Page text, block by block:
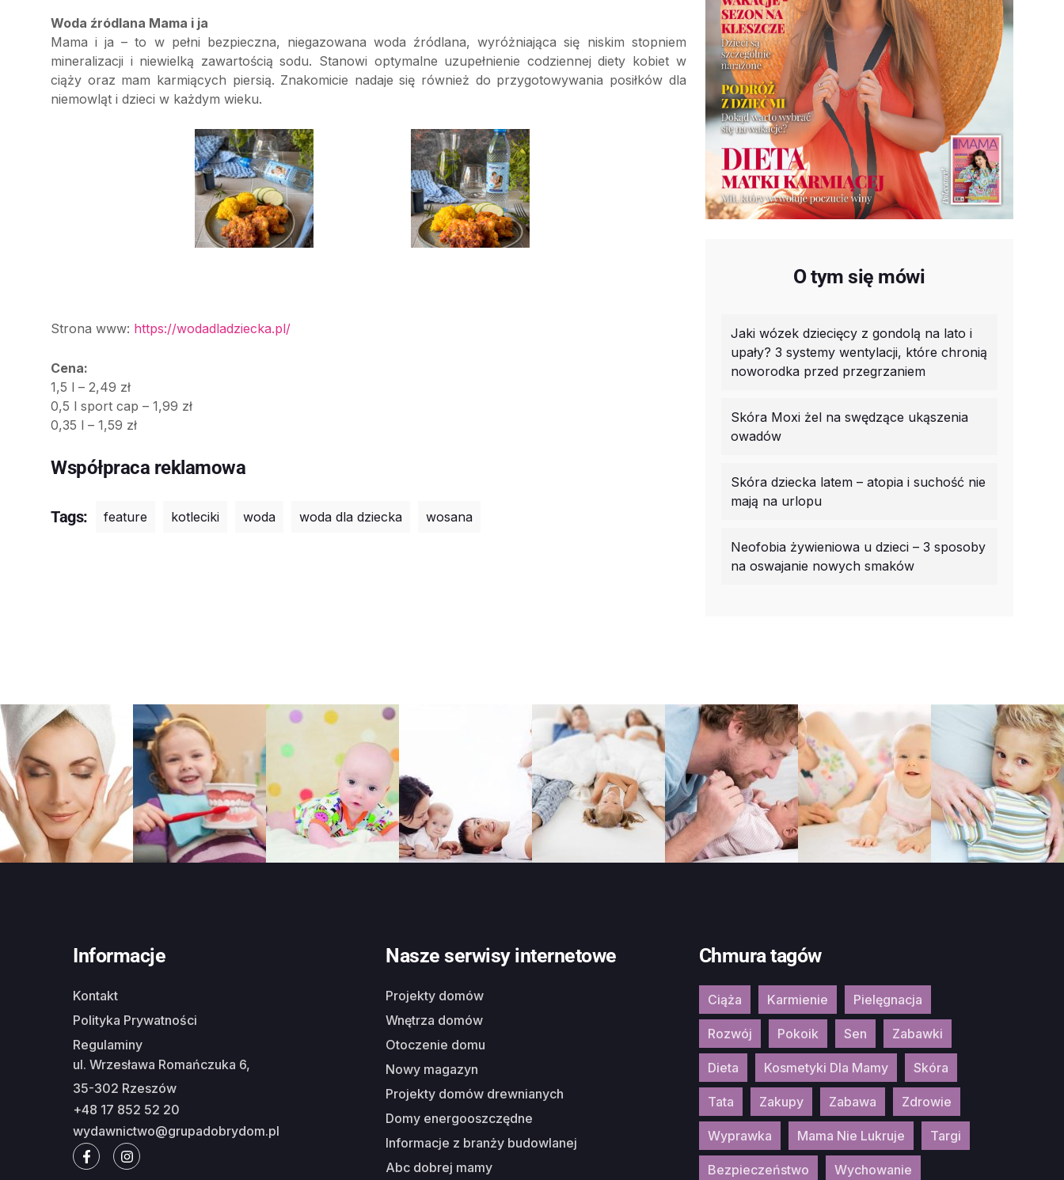
Woda źródlana Mama i ja
Mama i ja – to w pełni bezpieczna, niegazowana woda źródlana, wyróżniająca się niskim stopniem
mineralizacji i niewielką zawartością sodu. Stanowi optymalne uzupełnienie codziennej diety kobiet w
ciąży oraz mam karmiących piersią. Znakomicie nadaje się również do przygotowywania posiłków dla
niemowląt i dzieci w każdym wieku.
Strona www: https://wodadladziecka.pl/
Cena:
1,5 l – 2,49 zł
0,5 l sport cap – 1,99 zł
0,35 l – 1,59 zł
Współpraca reklamowa
Tags: feature kotleciki woda woda dla dziecka wosana
O tym się mówi
Jaki wózek dziecięcy z gondolą na lato i
upały? 3 systemy wentylacji, które chronią
noworodka przed przegrzaniem
Skóra Moxi żel na swędzące ukąszenia
owadów
Skóra dziecka latem – atopia i suchość nie
mają na urlopu
Neofobia żywieniowa u dzieci – 3 sposoby
na oswajanie nowych smaków
Informacje
Kontakt
Polityka Prywatności
Regulaminy
ul. Wrzesława Romańczuka 6,
35-302 Rzeszów
+48 17 852 52 20
wydawnictwo@grupadobrydom.pl
Nasze serwisy internetowe
Projekty domów
Wnętrza domów
Otoczenie domu
Nowy magazyn
Projekty domów drewnianych
Domy energooszczędne
Informacje z branży budowlanej
Abc dobrej mamy
Chmura tagów
Ciąża Karmienie Pielęgnacja
Rozwój Pokoik Sen Zabawki
Dieta Kosmetyki Dla Mamy Skóra
Tata Zakupy Zabawa Zdrowie
Wyprawka Mama Nie Lukruje Targi
Bezpieczeństwo Wychowanie